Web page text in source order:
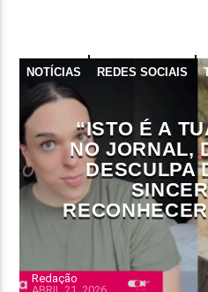
FAIXA ATUAL
TÍTULO
ARTISTA
NOTÍCIAS REDES SOCIAIS
“ISTO É A
NO JORNAL,
DESCULPA
Redação